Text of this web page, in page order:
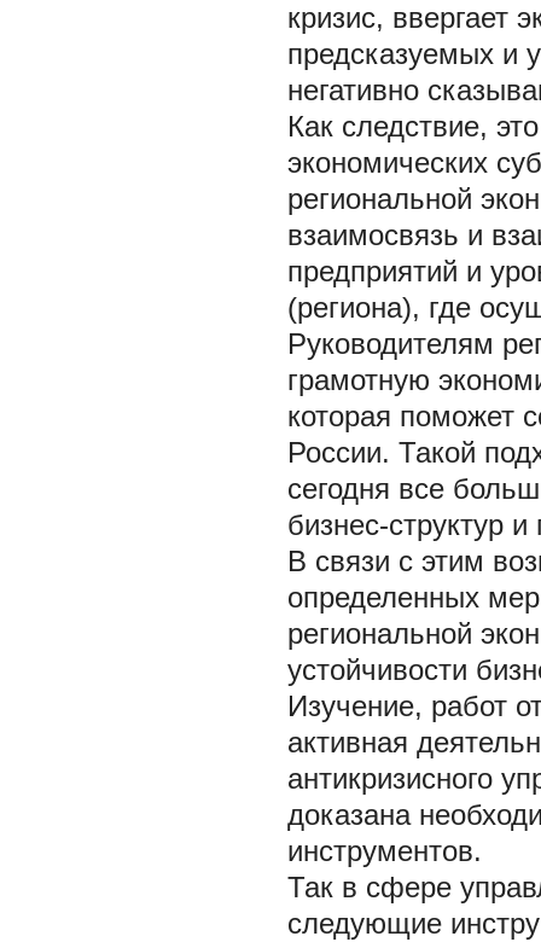
кризис, ввергает
предсказуемых и
негативно
Как следствие,
экономических
региональной
взаимосвязь и
предприятий и
(региона), где
Руководителям
грамотную
которая поможет
России. Такой
сегодня все
бизнес-структур и
В связи с этим
определенных
региональной
устойчивости
Изучение, работ
активная
антикризисного
доказана
инструментов.
Так в сфере
следующие